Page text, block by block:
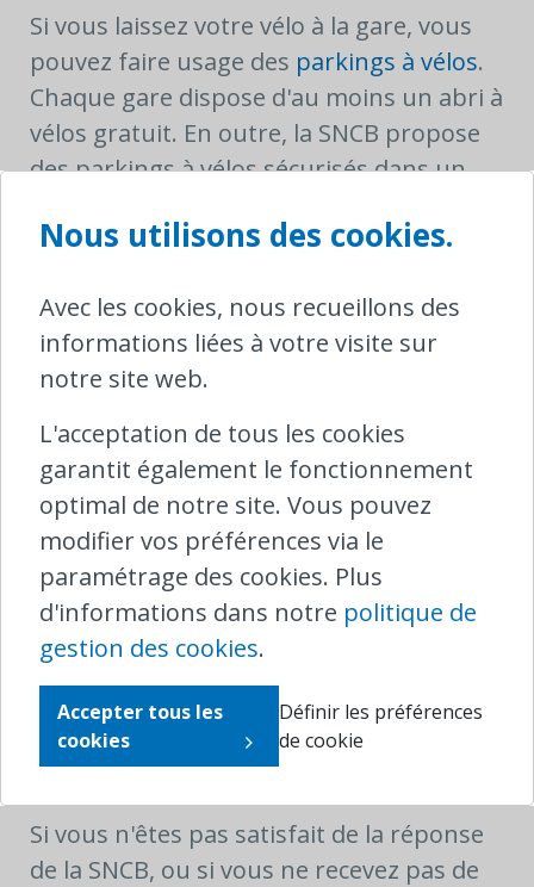
Si vous laissez votre vélo à la gare, vous
pouvez faire usage des parkings à vélos.
Chaque gare dispose d'au moins un abri à
vélos gratuit. En outre, la SNCB propose
des parkings à vélos sécurisés dans un
important. Signalons que les titulaires
acquérir en sus un abonnement pour les
parkings à vélos sécurisés.
sécurité de tous les usagers, il est interdit
de circuler à vélo dans les gares et sur les
quais. Faire du vélo dans la gare peut
donner lieu à une amende administrative.
Une personne avertie en vaut deux !
Vous avez rencontré un problème avec
votre vélo pendant votre voyage en train ?
Vous pouvez contacter la SNCB en
appelant le 02/528.28.28 ou via
Si vous n'êtes pas satisfait de la réponse
de la SNCB, ou si vous ne recevez pas de
Nous utilisons des cookies.
Avec les cookies, nous recueillons des
informations liées à votre visite sur
notre site web.
L'acceptation de tous les cookies
garantit également le fonctionnement
optimal de notre site. Vous pouvez
modifier vos préférences via le
paramétrage des cookies. Plus
d'informations dans notre politique de
gestion des cookies.
Accepter tous les
cookies
Définir les préférences
de cookie